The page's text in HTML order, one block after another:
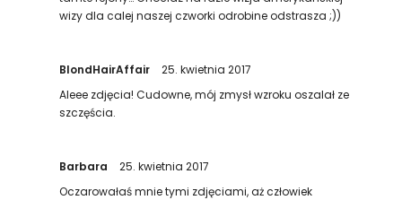
wizy dla calej naszej czworki odrobine odstrasza ;))
BlondHairAffair
25. kwietnia 2017
Aleee zdjęcia! Cudowne, mój zmysł wzroku oszalał ze
szczęścia.
Barbara
25. kwietnia 2017
Oczarowałaś mnie tymi zdjęciami, aż człowiek